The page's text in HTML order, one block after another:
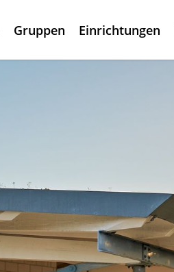
Gruppen Einrichtungen